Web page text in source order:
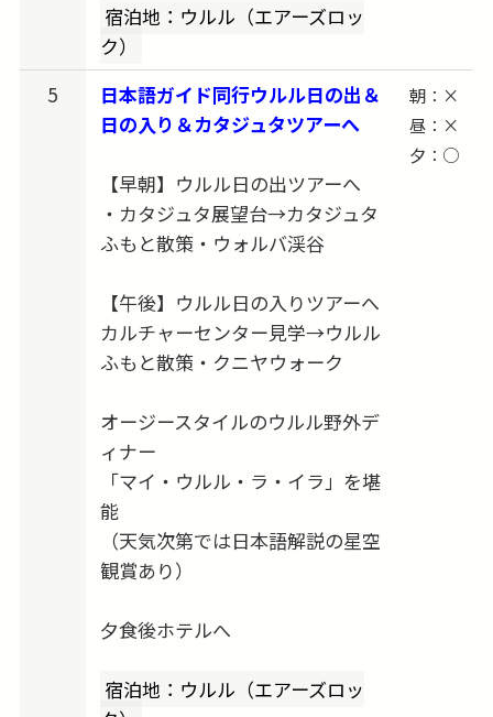
宿泊地：ウルル（エアーズロッ
ク）
5
日本語ガイド同行ウルル日の出＆
日の入り＆カタジュタツアーへ
【早朝】ウルル日の出ツアーへ
・カタジュタ展望台→カタジュタ
ふもと散策・ウォルバ渓谷
【午後】ウルル日の入りツアーへ
カルチャーセンター見学→ウルル
ふもと散策・クニヤウォーク
オージースタイルのウルル野外デ
ィナー
「マイ・ウルル・ラ・イラ」を堪
能
（天気次第では日本語解説の星空
観賞あり）
夕食後ホテルへ
宿泊地：ウルル（エアーズロッ
朝：×
昼：×
夕：○